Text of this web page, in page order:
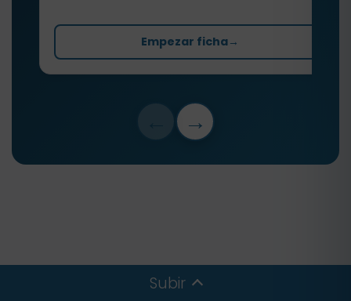
Empezar ficha→
→
Subir